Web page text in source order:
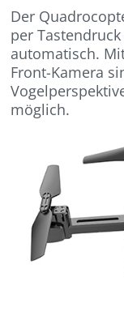
Der
per
automatisch.
Front-Kamera
möglich.